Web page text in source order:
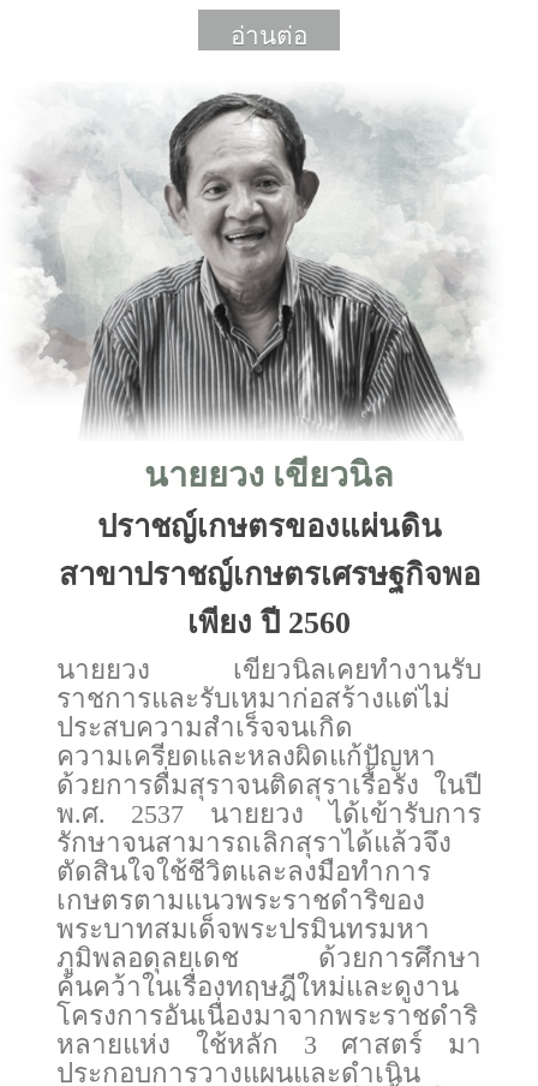
อ่านต่อ
นายยวง เขียวนิล
ปราชญ์เกษตรของแผ่นดิน
สาขาปราชญ์เกษตรเศรษฐกิจพอ
เพียง ปี 2560
นายยวง เขียวนิลเคยทำงานรับ
ราชการและรับเหมาก่อสร้างแต่ไม่
ประสบความสำเร็จจนเกิด
ความเครียดและหลงผิดแก้ปัญหา
ด้วยการดื่มสุราจนติดสุราเรื้อรัง ในปี
พ.ศ. 2537 นายยวง ได้เข้ารับการ
รักษาจนสามารถเลิกสุราได้แล้วจึง
ตัดสินใจใช้ชีวิตและลงมือทำการ
เกษตรตามแนวพระราชดำริของ
พระบาทสมเด็จพระปรมินทรมหา
ภูมิพลอดุลยเดช ด้วยการศึกษา
ค้นคว้าในเรื่องทฤษฎีใหม่และดูงาน
โครงการอันเนื่องมาจากพระราชดำริ
หลายแห่ง ใช้หลัก 3 ศาสตร์ มา
ประกอบการวางแผนและดำเนิน